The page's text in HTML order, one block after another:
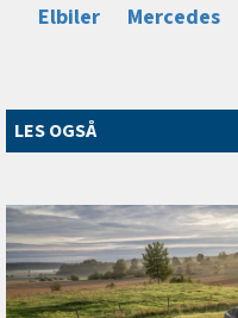
Elbiler
Mercedes
LES OGSÅ